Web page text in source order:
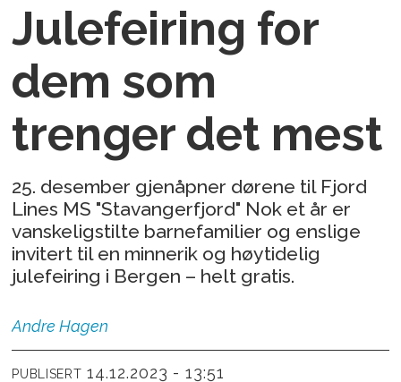
Julefeiring for
dem som
trenger det mest
25. desember gjenåpner dørene til Fjord
Lines MS "Stavangerfjord" Nok et år er
vanskeligstilte barnefamilier og enslige
invitert til en minnerik og høytidelig
julefeiring i Bergen – helt gratis.
Andre Hagen
PUBLISERT 14.12.2023 - 13:51